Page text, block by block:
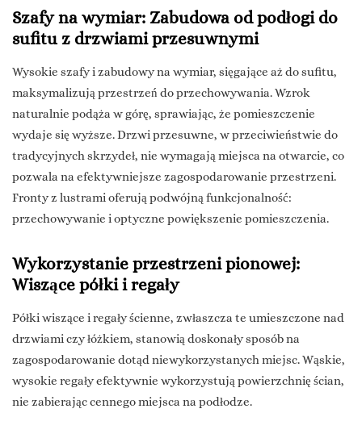
Szafy na wymiar: Zabudowa od podłogi do
sufitu z drzwiami przesuwnymi
Wysokie szafy i zabudowy na wymiar, sięgające aż do sufitu,
maksymalizują przestrzeń do przechowywania. Wzrok
naturalnie podąża w górę, sprawiając, że pomieszczenie
wydaje się wyższe. Drzwi przesuwne, w przeciwieństwie do
tradycyjnych skrzydeł, nie wymagają miejsca na otwarcie, co
pozwala na efektywniejsze zagospodarowanie przestrzeni.
Fronty z lustrami oferują podwójną funkcjonalność:
przechowywanie i optyczne powiększenie pomieszczenia.
Wykorzystanie przestrzeni pionowej:
Wiszące półki i regały
Półki wiszące i regały ścienne, zwłaszcza te umieszczone nad
drzwiami czy łóżkiem, stanowią doskonały sposób na
zagospodarowanie dotąd niewykorzystanych miejsc. Wąskie,
wysokie regały efektywnie wykorzystują powierzchnię ścian,
nie zabierając cennego miejsca na podłodze.